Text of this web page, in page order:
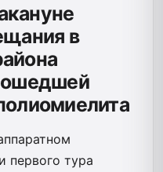
в
первого тура